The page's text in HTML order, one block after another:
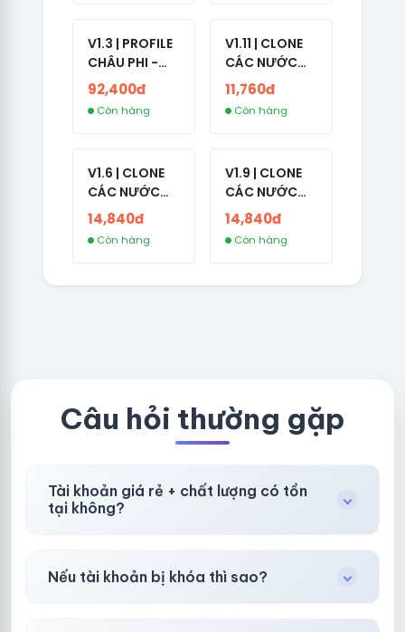
V1.3 | PROFILE
CHÂU PHI -
NO 2FA - LIVE
ADS
92,400đ
Còn hàng
V1.11 | CLONE
CÁC NƯỚC
CÓ 2FA -
INDIA - HÀNG
1 HOTMAIL
11,760đ
Còn hàng
V1.6 | CLONE
CÁC NƯỚC
CÓ 2FA -
GERMANY -
TKQC TẠO
LIVE ADS - VER
14,840đ
Còn hàng
V1.9 | CLONE
CÁC NƯỚC
CÓ 2FA -
THAILAND -
VER MAIL
COM - CLONE
14,840đ
Còn hàng
Câu hỏi thường gặp
Tài khoản giá rẻ + chất lượng có tồn
tại không?
ưu tiên chất lượng, bảo hành hơn là giá rẻ nhất.
Nếu tài khoản bị khóa thì sao?